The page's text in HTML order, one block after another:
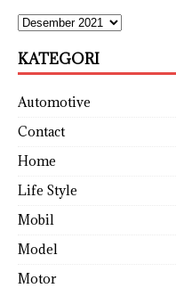
KATEGORI
Automotive
Contact
Home
Life Style
Mobil
Model
Motor